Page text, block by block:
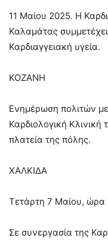
11 Μαίου 2025. Η
Καλαμάτας
Καρδιαγγειακή υγεία.
ΚΟΖΑΝΗ
Ενημέρωση πολιτών
Καρδιολογική
πλατεία της πόλης.
ΧΑΛΚΙΔΑ
Τετάρτη 7 Μαίου, ώρα
Σε συνεργασία της